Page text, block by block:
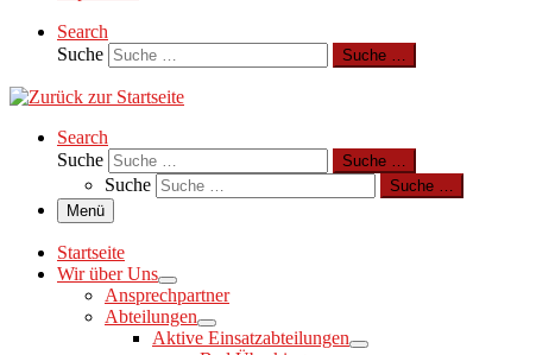
Search
Suche
Suche …
Search
Suche
Suche …
Suche
Suche …
Menü
Startseite
Wir über Uns
Ansprechpartner
Abteilungen
Aktive Einsatzabteilungen